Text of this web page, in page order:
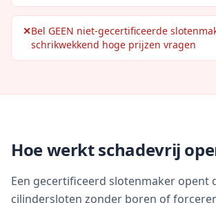
✕Bel GEEN niet-gecertificeerde
schrikwekkend hoge prijzen vragen
Hoe werkt schadevrij
Een gecertificeerd slotenmaker opent
cilindersloten zonder boren of